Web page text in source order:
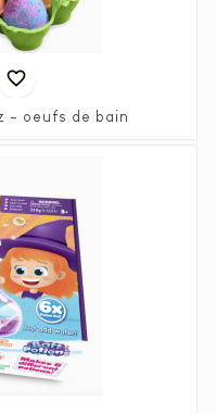

- oeufs de bain